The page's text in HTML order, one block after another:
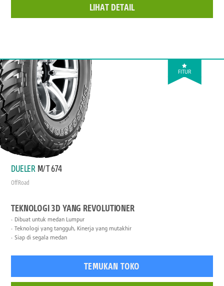
LIHAT DETAIL
FITUR
DUELER M/T 674
Off Road
TEKNOLOGI 3D YANG REVOLUTIONER
Dibuat untuk medan Lumpur
Teknologi yang tangguh, Kinerja yang mutakhir
Siap di segala medan
TEMUKAN TOKO